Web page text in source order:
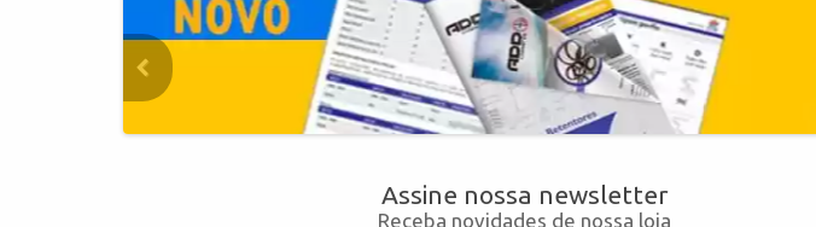
Assine nossa newsletter
Receba novidades de nossa loja